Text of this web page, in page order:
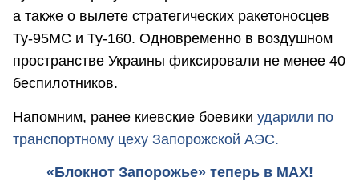
а также о вылете стратегических ракетоносцев
Ту-95МС и Ту-160. Одновременно в воздушном
пространстве Украины фиксировали не менее 40
беспилотников.
Напомним, ранее киевские боевики ударили по
транспортному цеху Запорожской АЭС.
«Блокнот Запорожье» теперь в MAX!